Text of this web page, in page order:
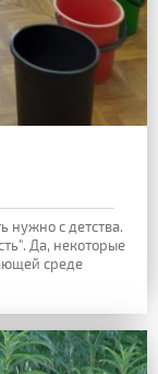
нужно с детства.
Да, некоторые
среде